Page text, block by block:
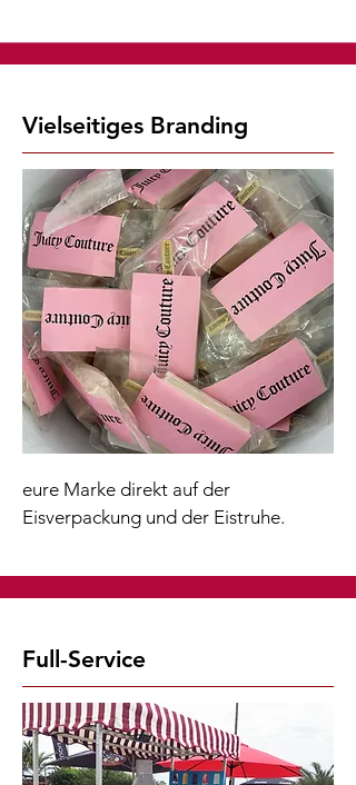
Vielseitiges Branding
eure Marke direkt auf der
Eisverpackung und der Eistruhe.
Full-Service